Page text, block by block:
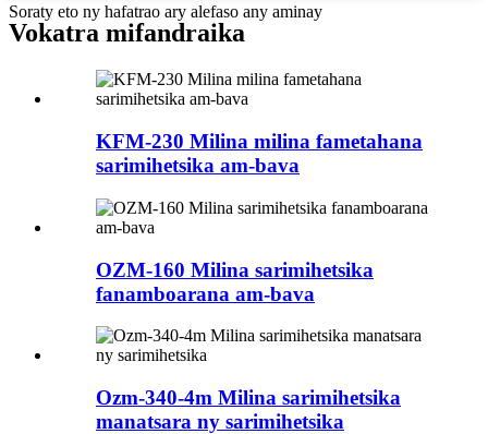
Soraty eto ny hafatrao ary alefaso any aminay
Vokatra mifandraika
KFM-230 Milina milina fametahana
sarimihetsika am-bava
OZM-160 Milina sarimihetsika
fanamboarana am-bava
Ozm-340-4m Milina sarimihetsika
manatsara ny sarimihetsika